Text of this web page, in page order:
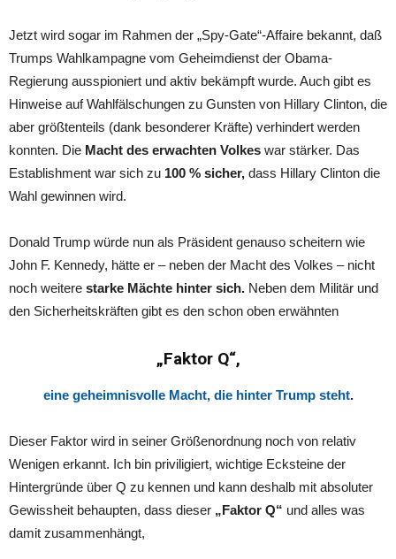
Jetzt wird sogar im Rahmen der „Spy-Gate“-Affaire bekannt, daß
Trumps Wahlkampagne vom Geheimdienst der Obama-
Regierung ausspioniert und aktiv bekämpft wurde. Auch gibt es
Hinweise auf Wahlfälschungen zu Gunsten von Hillary Clinton, die
aber größtenteils (dank besonderer Kräfte) verhindert werden
konnten. Die Macht des erwachten Volkes war stärker. Das
Establishment war sich zu 100 % sicher, dass Hillary Clinton die
Wahl gewinnen wird.
Donald Trump würde nun als Präsident genauso scheitern wie
John F. Kennedy, hätte er – neben der Macht des Volkes – nicht
noch weitere starke Mächte hinter sich. Neben dem Militär und
den Sicherheitskräften gibt es den schon oben erwähnten
„Faktor Q“,
eine geheimnisvolle Macht, die hinter Trump steht.
Dieser Faktor wird in seiner Größenordnung noch von relativ
Wenigen erkannt. Ich bin priviligiert, wichtige Ecksteine der
Hintergründe über Q zu kennen und kann deshalb mit absoluter
Gewissheit behaupten, dass dieser „Faktor Q“ und alles was
damit zusammenhängt,